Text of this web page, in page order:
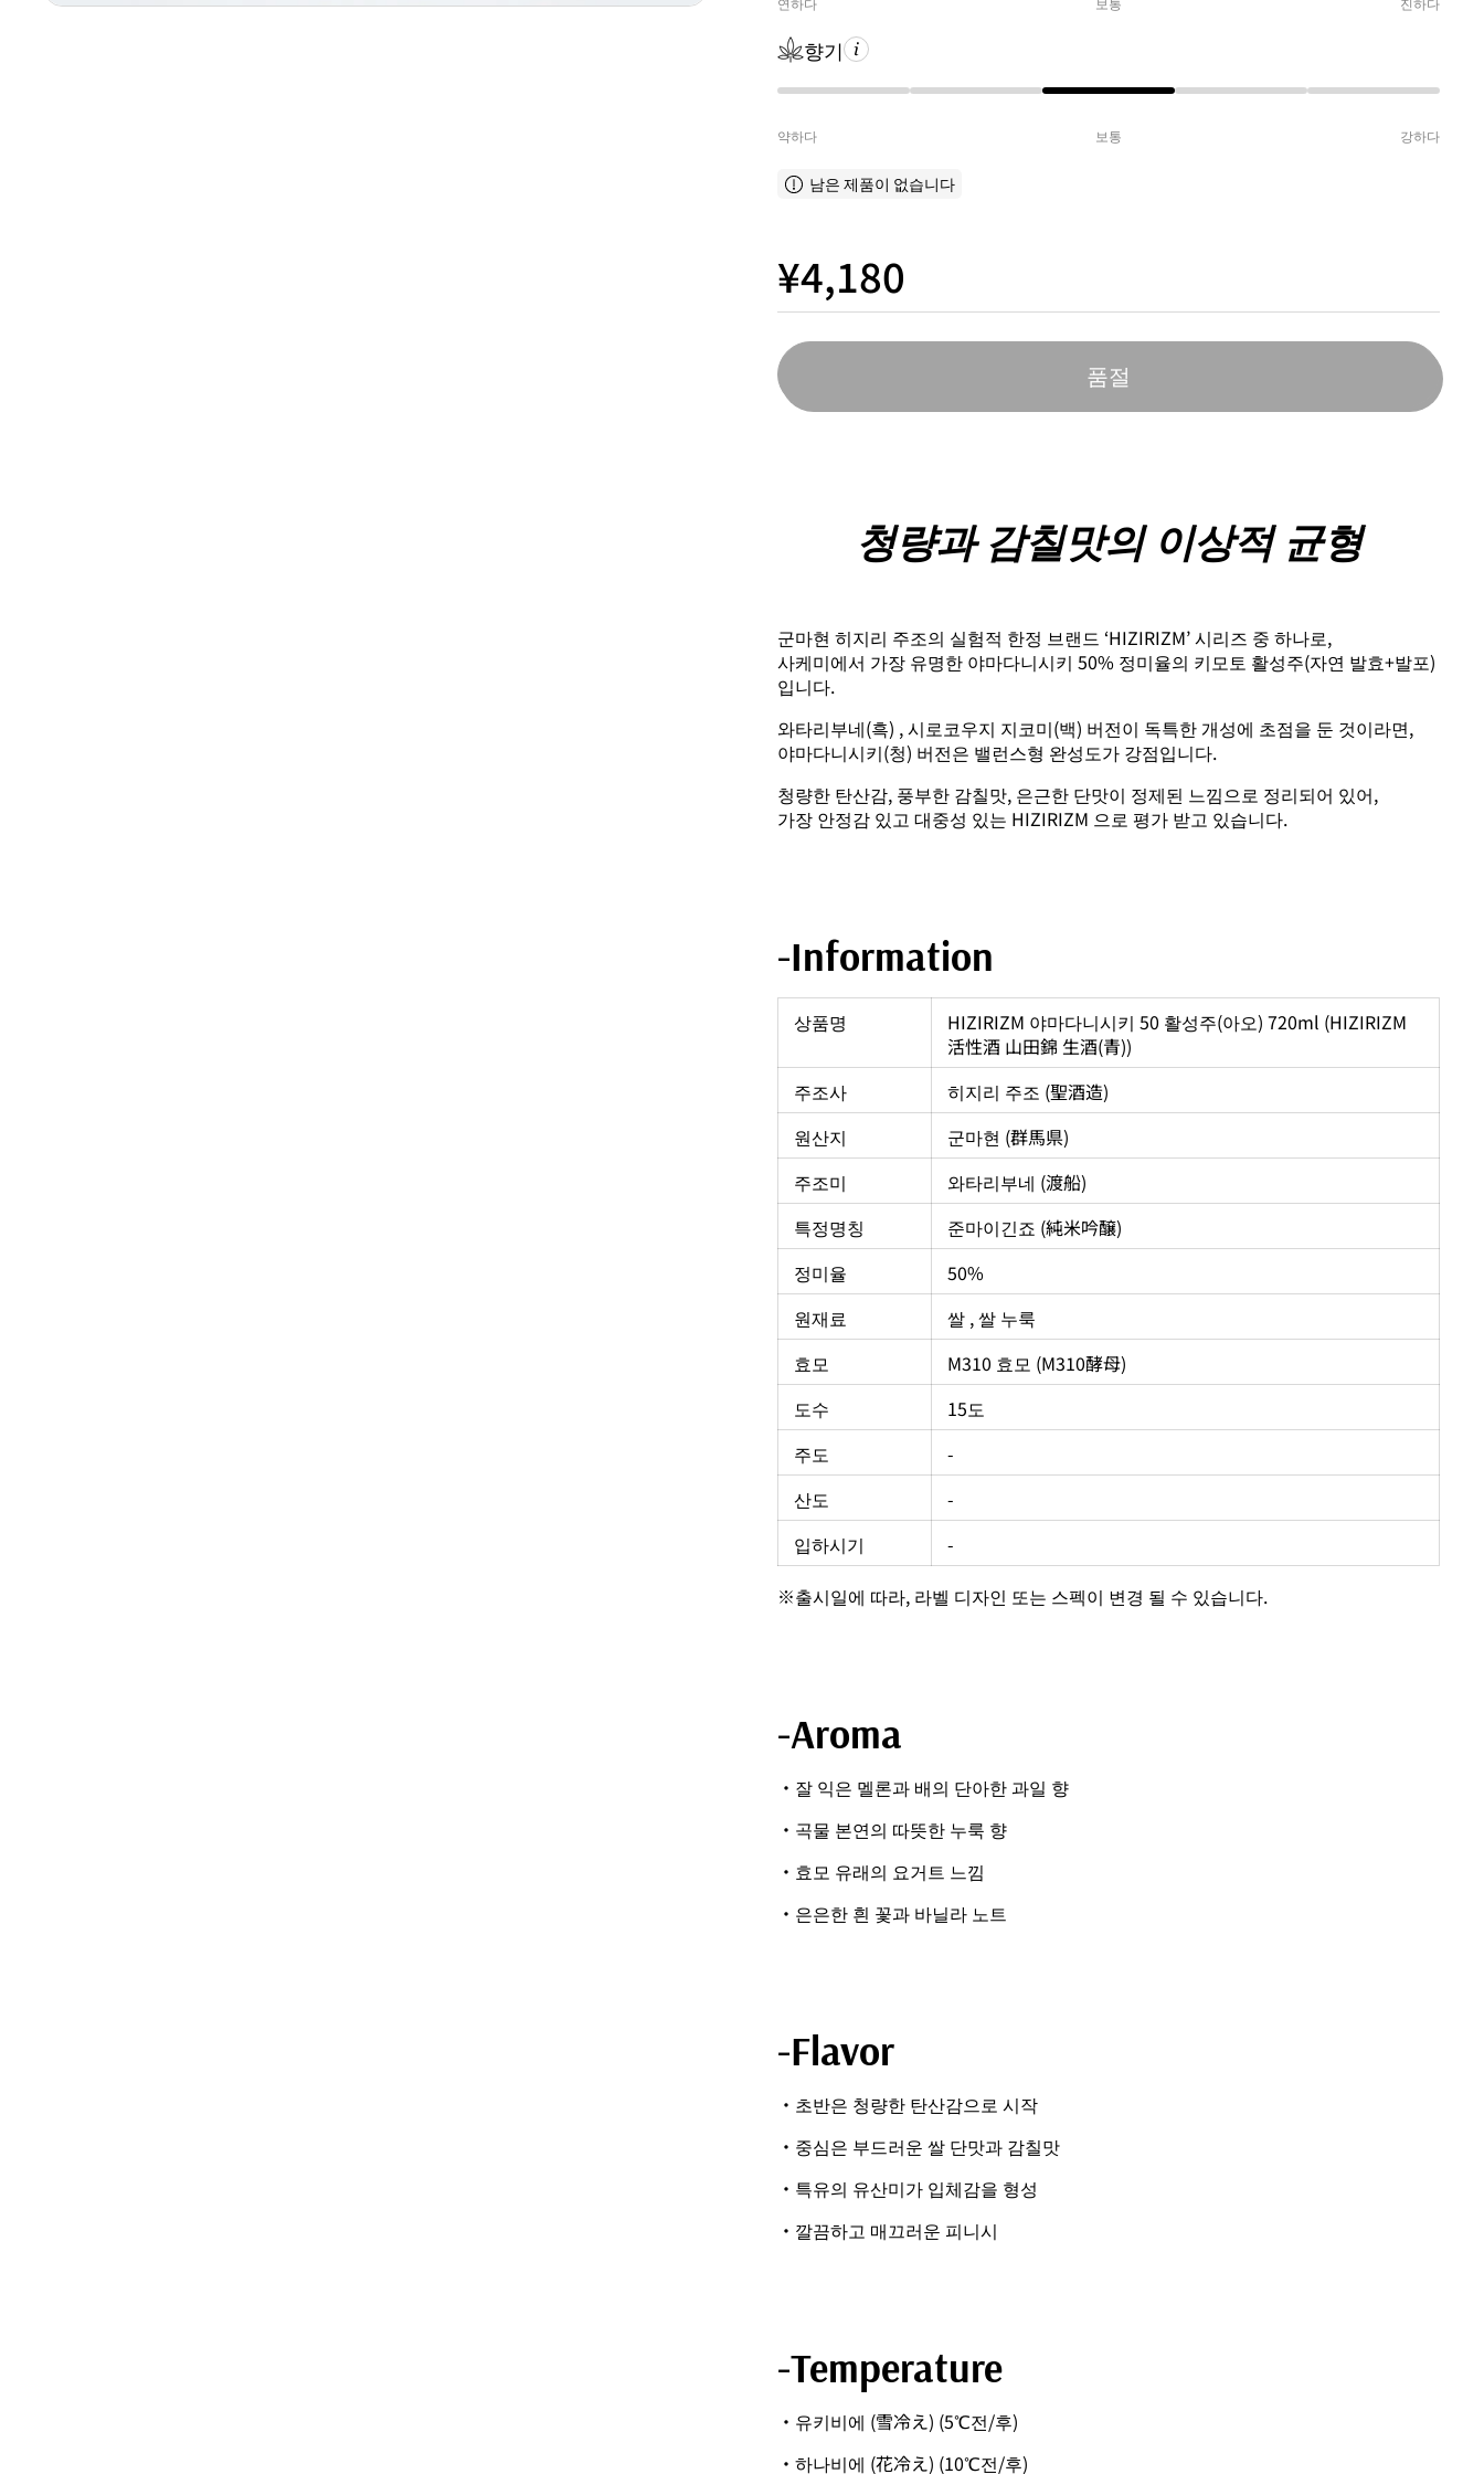
향기
약하다 보통 강하다
남은 제품이 없습니다
¥4,180
품절
청량과 감칠맛의 이상적 균형
군마현 히지리 주조의 실험적 한정 브랜드 ‘HIZIRIZM’ 시리즈 중 하나로,
사케미에서 가장 유명한 야마다니시키 50% 정미율의 키모토 활성주(자연 발효+발포)
입니다.
와타리부네(흑) , 시로코우지 지코미(백) 버전이 독특한 개성에 초점을 둔 것이라면,
야마다니시키(청) 버전은 밸런스형 완성도가 강점입니다.
청량한 탄산감, 풍부한 감칠맛, 은근한 단맛이 정제된 느낌으로 정리되어 있어,
가장 안정감 있고 대중성 있는 HIZIRIZM 으로 평가 받고 있습니다.
-Information
상품명
HIZIRIZM 야마다니시키 50 활성주(아오) 720ml (HIZIRIZM
活性酒 山田錦 生酒(青))
주조사
히지리 주조 (聖酒造)
원산지
군마현 (群馬県)
주조미
와타리부네 (渡船)
특정명칭
준마이긴죠 (純米吟醸)
정미율
50%
원재료
쌀 , 쌀 누룩
효모
M310 효모 (M310酵母)
도수
15도
주도
-
산도
-
입하시기
-
※출시일에 따라, 라벨 디자인 또는 스펙이 변경 될 수 있습니다.
-Aroma
・잘 익은 멜론과 배의 단아한 과일 향
・곡물 본연의 따뜻한 누룩 향
・효모 유래의 요거트 느낌
・은은한 흰 꽃과 바닐라 노트
-Flavor
・초반은 청량한 탄산감으로 시작
・중심은 부드러운 쌀 단맛과 감칠맛
・특유의 유산미가 입체감을 형성
・깔끔하고 매끄러운 피니시
-Temperature
・유키비에 (雪冷え) (5℃전/후)
・하나비에 (花冷え) (10℃전/후)